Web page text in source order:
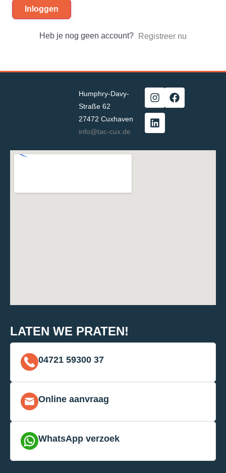
Inloggen
Heb je nog geen account? Registreer nu
Humphry-Davy-
Straße 62
27472 Cuxhaven
info@tac-cux.de
LATEN WE PRATEN!
04721 59300 37
Online aanvraag
WhatsApp verzoek